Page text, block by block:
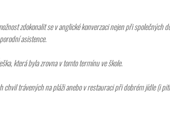
zdokonalit se v anglické konverzaci nejen při společných
asistence.
která byla zrovna v tomto termínu ve škole.
chvil trávených na pláži anebo v restauraci při dobrém jídle (i